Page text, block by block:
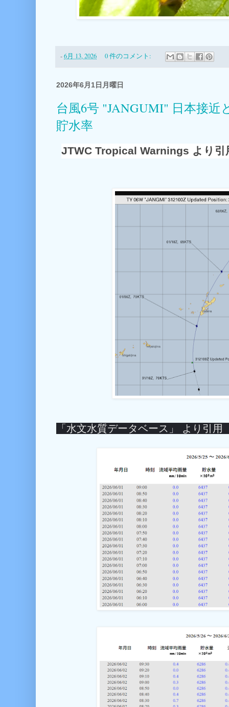
-6月 13, 2026 0 件のコメント:
2026年6月1日月曜日
台風6号 "JANGUMI" 日本接近
貯水率
JTWC Tropical Warnings より引
「水文水質データベース」 より引用